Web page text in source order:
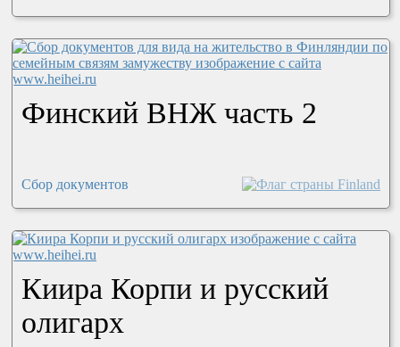
Финский ВНЖ часть 2
Сбор документов
Киира Корпи и русский
олигарх